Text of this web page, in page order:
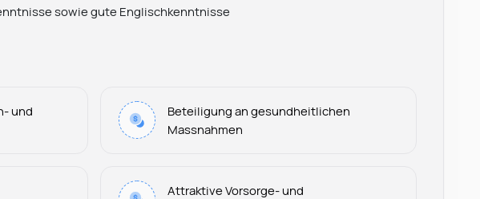
sowie gute Englischkenntnisse
und
Beteiligung an gesundheitlichen
Massnahmen
Attraktive Vorsorge- und